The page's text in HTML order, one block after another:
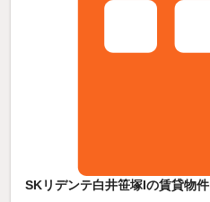
SKリデンテ白井笹塚Iの賃貸物件